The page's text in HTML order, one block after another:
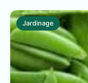
Jardinage